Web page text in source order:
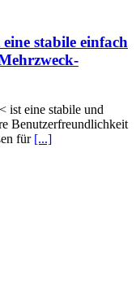
stabile einfach
ist eine stabile und
Benutzerfreundlichkeit
für [...]